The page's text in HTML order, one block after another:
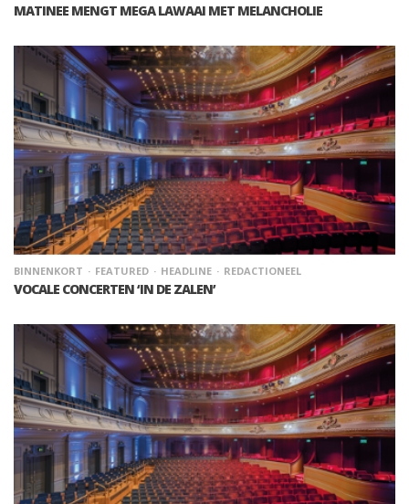
MATINEE MENGT MEGA LAWAAI MET MELANCHOLIE
BINNENKORT FEATURED HEADLINE REDACTIONEEL
VOCALE CONCERTEN ‘IN DE ZALEN’